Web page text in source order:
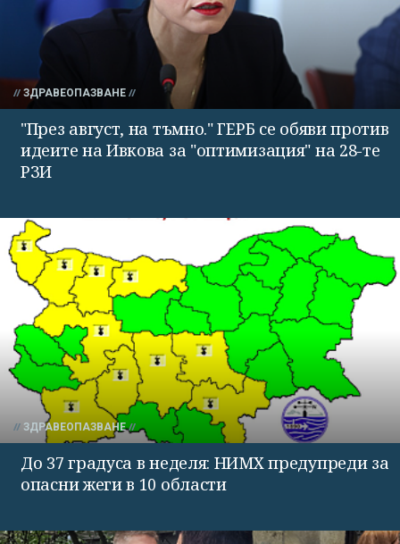
ЗДРАВЕОПАЗВАНЕ
"През август, на тъмно." ГЕРБ се обяви против
идеите на Ивкова за "оптимизация" на 28-те
РЗИ
ЗДРАВЕОПАЗВАНЕ
До 37 градуса в неделя: НИМХ предупреди за
опасни жеги в 10 области